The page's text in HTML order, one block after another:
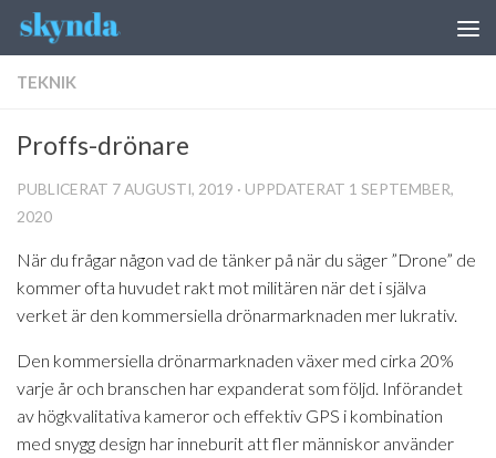
Hoppa till innehåll
TEKNIK
Proffs-drönare
PUBLICERAT 7 AUGUSTI, 2019 · UPPDATERAT 1 SEPTEMBER,
2020
När du frågar någon vad de tänker på när du säger ”Drone” de
kommer ofta huvudet rakt mot militären när det i själva
verket är den kommersiella drönarmarknaden mer lukrativ.
Den kommersiella drönarmarknaden växer med cirka 20%
varje år och branschen har expanderat som följd. Införandet
av högkvalitativa kameror och effektiv GPS i kombination
med snygg design har inneburit att fler människor använder